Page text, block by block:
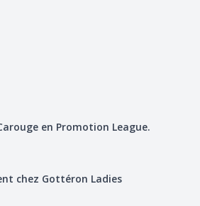
en Promotion League.
chez Gottéron Ladies